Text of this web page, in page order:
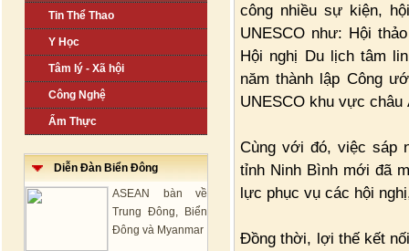
Tin Thể Thao
Y Học
Tâm lý - Xã hội
Công Nghệ
Ẩm Thực
Diễn Đàn Biển Đông
ASEAN bàn về
Trung Đông, Biển
Đông và Myanmar
công nhiều sự kiện,
UNESCO như: Hội
Hội nghị Du lịch tâm
năm thành lập Công
UNESCO khu vực
Cùng với đó, việc sáp
tỉnh Ninh Bình mới đã
lực phục vụ các hội
Đồng thời, lợi thế kết